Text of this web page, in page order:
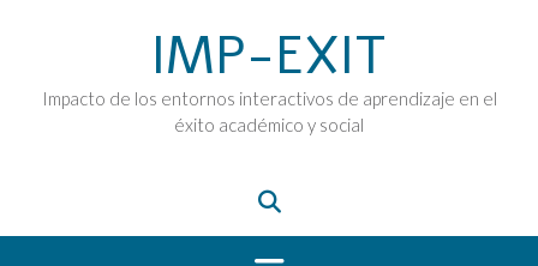
IMP-EXIT
Impacto de los entornos interactivos de aprendizaje en el
éxito académico y social